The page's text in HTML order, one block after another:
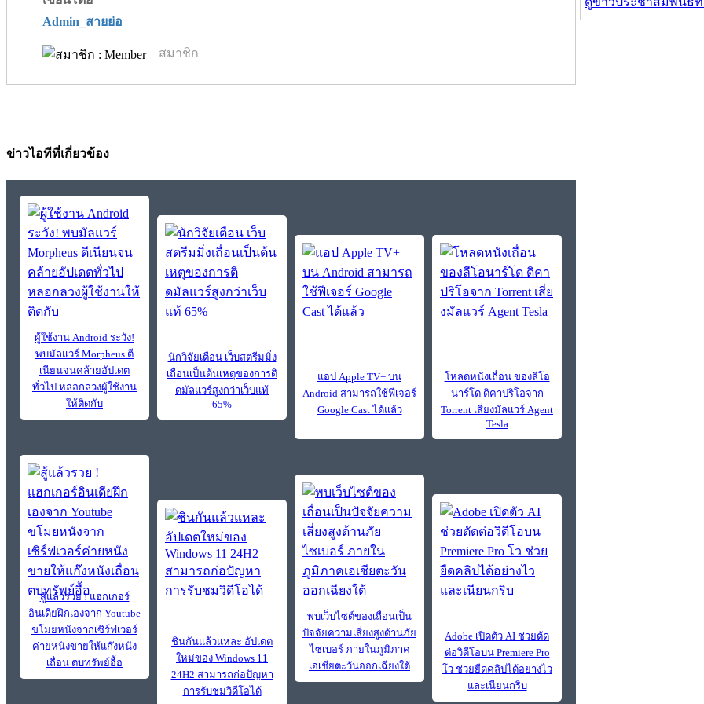
Admin_สายย่อ
สมาชิก
ข่าวไอทีที่เกี่ยวข้อง
ผู้ใช้งาน Android ระวัง!
พบมัลแวร์ Morpheus ตี
เนียนจนคล้ายอัปเดต
ทั่วไป หลอกลวงผู้ใช้งาน
ให้ติดกับ
นักวิจัยเตือน เว็บสตรีมมิ่ง
เถื่อนเป็นต้นเหตุของการติ
ดมัลแวร์สูงกว่าเว็บแท้
65%
แอป Apple TV+ บน
Android สามารถใช้ฟีเจอร์
Google Cast ได้แล้ว
โหลดหนังเถื่อน ของลีโอ
นาร์โด ดิคาปริโอจาก
Torrent เสี่ยงมัลแวร์ Agent
Tesla
สู้แล้วรวย ! แฮกเกอร์
อินเดียฝึกเองจาก Youtube
ขโมยหนังจากเซิร์ฟเวอร์
ค่ายหนังขายให้แก๊งหนัง
เถื่อน ตบทรัพย์อื้อ
ชินกันแล้วแหละ อัปเดต
ใหม่ของ Windows 11
24H2 สามารถก่อปัญหา
การรับชมวิดีโอได้
พบเว็บไซต์ของเถื่อนเป็น
ปัจจัยความเสี่ยงสูงด้านภัย
ไซเบอร์ ภายในภูมิภาค
เอเชียตะวันออกเฉียงใต้
Adobe เปิดตัว AI ช่วยตัด
ต่อวิดีโอบน Premiere Pro
โว ช่วยยืดคลิปได้อย่างไว
และเนียนกริบ